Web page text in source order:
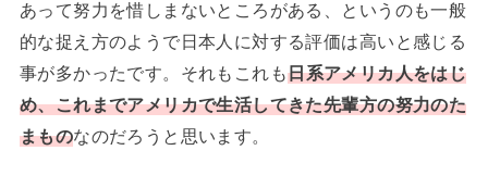
あって努力を惜しまないところがある、というのも一般
的な捉え方のようで日本人に対する評価は高いと感じる
事が多かったです。それもこれも日系アメリカ人をはじ
め、これまでアメリカで生活してきた先輩方の努力のた
まものなのだろうと思います。